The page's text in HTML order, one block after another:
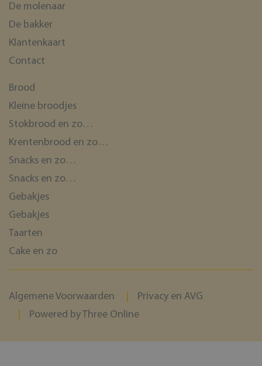
De molenaar
De bakker
Klantenkaart
Contact
Brood
Kleine broodjes
Stokbrood en zo…
Krentenbrood en zo…
Snacks en zo…
Snacks en zo…
Gebakjes
Gebakjes
Taarten
Cake en zo
Algemene Voorwaarden
Privacy en AVG
Powered by Three Online